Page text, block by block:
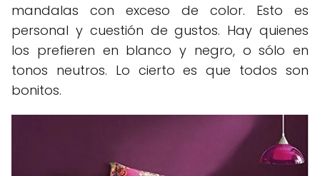
mandalas con exceso de color. Esto es
personal y cuestión de gustos. Hay quienes
los prefieren en blanco y negro, o sólo en
tonos neutros. Lo cierto es que todos son
bonitos.